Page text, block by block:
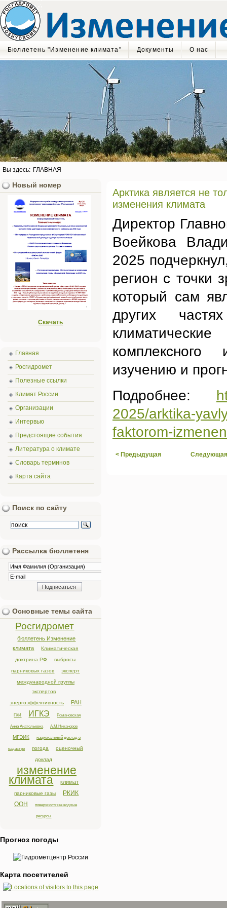
Бюллетень "Изменение климата" Документы О нас
Вы здесь: ГЛАВНАЯ
Арктика является не
изменения климата
Директор
Воейкова
2025
регион с точки
который сам
других
изучению и
Подробнее:
2025/arktika-
faktorom-
< Предыдущая
Новый номер
Скачать
Главная
Росгидромет
Полезные ссылки
Климат России
Организации
Интервью
Предстоящие события
Литература о климате
Словарь терминов
Карта сайта
Поиск по сайту
Рассылка бюллетеня
Основные темы сайта
Росгидромет
бюллетень Изменение
климата
Климатическая
доктрина РФ
выбросы
парниковых газов
эксперт
международной группы
экспертов
энергоэффективность
РАН
ГХИ ИГКЭ Романовская
Анна Анатольевна А.М.Никаноров
МГЭИК национальный доклад о
кадастре погода
оценочный
доклад
изменение
климата климат
парниковые газы
РКИК
ООН
поверхностные водные
ресурсы
Прогноз погоды
Карта посетителей